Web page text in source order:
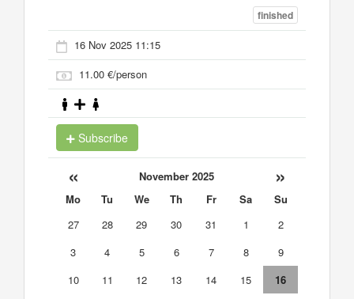
finished
16 Nov 2025 11:15
11.00 €/person
Subscribe
« November 2025 »
Mo Tu We Th Fr Sa
Su
27
28 29 30 31 1
2
3
4 5 6 7 8
9
10
11 12 13 14 15
16